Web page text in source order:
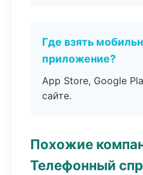
Где взять
приложение?
App Store, Google
сайте.
Похожие
Телефонный